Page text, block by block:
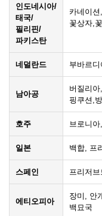
인도네시아/
태국/
필리핀/
파키스탄
카네이
꽃상자,
네덜란드 부바르
남아공
버질리
핑쿠션,
호주 브로니
일본 백합, 프
스페인 프리저브
에티오피아
장미, 안
백묘국